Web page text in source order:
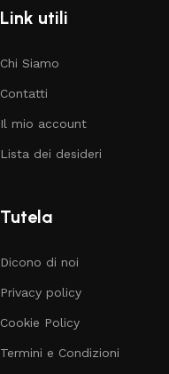
Link utili
Chi Siamo
Contatti
Il mio account
Lista dei desideri
Tutela
Dicono di noi
Privacy policy
Cookie Policy
Termini e Condizioni